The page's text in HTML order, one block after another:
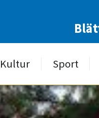
Kultur Sport